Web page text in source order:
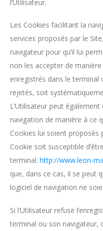
l’Utilisateur.
Les Cookies facilitant la
services proposés par le
navigateur pour qu’il lui
non les accepter de
enregistrés dans le terminal
rejetés, soit
L’Utilisateur peut
navigation de manière à ce
Cookies lui soient proposés
Cookie soit susceptible
terminal. http://www.leon-
que, dans ce cas, il se peut
logiciel de navigation ne
Si l’Utilisateur refuse
terminal ou son navigateur,